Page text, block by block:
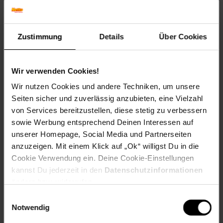
Zustimmung Details Über Cookies
Wir verwenden Cookies!
Wir nutzen Cookies und andere Techniken, um unsere
Seiten sicher und zuverlässig anzubieten, eine Vielzahl
von Services bereitzustellen, diese stetig zu verbessern
sowie Werbung entsprechend Deinen Interessen auf
unserer Homepage, Social Media und Partnerseiten
anzuzeigen. Mit einem Klick auf „Ok“ willigst Du in die
Cookie Verwendung ein. Deine Cookie-Einstellungen
kannst Du jederzeit in den Datenschutzinformationen
Notwendig
Gewicht ca.: 2,7kg
EAN: 4039214015810
Artikel gehört zur Kategorie:Früh- & Hochbeete
Versandinformationen
Herstellerinformationen
Fußzeile
Weitere Online-Angebote